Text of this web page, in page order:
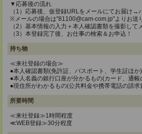
▼応募後の流れ
（1）応募後、仮登録URLをメールにてお届け→
※メールの場合は"81100@cam-com.jp"よりお送
（2）基本情報の入力＋本人確認書類を撮影して
（3）本登録完了後、お仕事の検索＆お申込！
持ち物
≪来社登録の場合≫
●本人確認書類(免許証、パスポート、学生証ほか)
●本人名義の銀行口座が分かるもの(カード、通
●現住所がわかるもの(公共料金や携帯電話の請求
所要時間
≪来社登録≫1時間程度
≪WEB登録≫30分程度